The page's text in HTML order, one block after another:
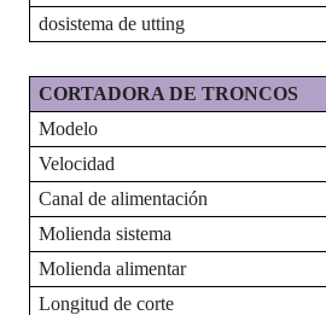
dosistema de utting
CORTADORA DE TRONCOS
Modelo
Velocidad
Canal de alimentación
Molienda sistema
Molienda alimentar
Longitud de corte